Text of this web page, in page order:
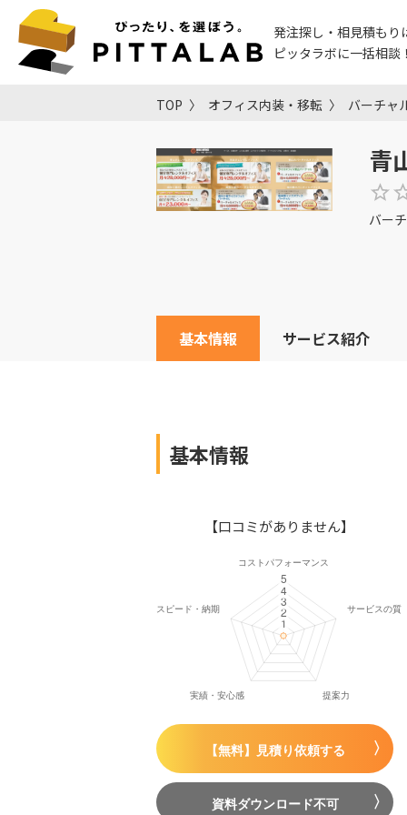
発注探し・相見積もり
ピッタラボに一括相談
TOP オフィス内装・移転 バーチャ
青
バー
基本情報 サービス紹介
基本情報
【口コミがありません】
【無料】見積り依頼する
資料ダウンロード不可